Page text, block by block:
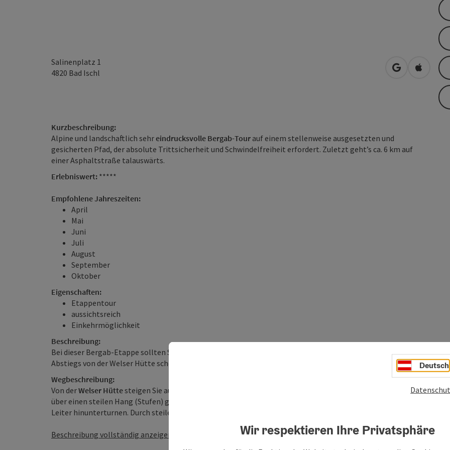
Salinenplatz 1
4820 Bad Ischl in Google
in
Kurzbeschreibung:
Alpine und landschaftlich sehreindrucksvolle Bergab-Tour auf einem stellenweise ausgesetzten und
gesicherten Pfad, der absolute Trittsicherheit und Schwindelfreiheit erfordert. Zuletzt geht’s ca. 6 km auf
einer Asphaltstraße talauswärts.
Erlebniswert: *****
Empfohlene Jahreszeiten:
April
Mai
Juni
Juli
August
September
Oktober
Eigenschaften:
Etappentour
aussichtsreich
Einkehrmöglichkeit
Beschreibung:
Bei dieser Bergab-Etappe sollten Sie immer wieder einmal stehenbleiben und zurückblicken: Während des
Abstiegs von der Welser Hütte scheint der Schermberg geradezu über sich hinauszuwachsen.
Wegbeschreibung:
Von derWelser Hüttesteigen Sie auf dem Pfad Nr. 215 weiter talwärts. Unter der Materialseilbahn durch und
über einen steilen Hang (Stufen) gelangen Sie zu einem gesicherten Felsband, von dem Sie über eine kurze
Leiter hinunterturnen. Durch steile Schutt-, Schrofen- und Waldhänge weiter ...
Beschreibung vollständig anzeigen
Deutsch
Wir respektieren Ihre Privatsphäre